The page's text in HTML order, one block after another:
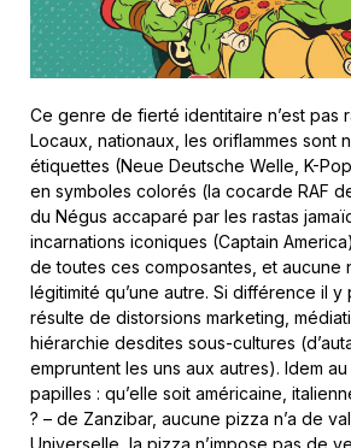
Ce genre de fierté identitaire n’est pas
Locaux, nationaux, les oriflammes sont
étiquettes (Neue Deutsche Welle, K-
en symboles colorés (la cocarde RAF
du Négus accaparé par les rastas
incarnations iconiques (Captain
de toutes ces composantes, et aucune
légitimité qu’une autre. Si différence il y
résulte de distorsions marketing,
hiérarchie desdites sous-cultures
empruntent les uns aux autres). Idem
papilles : qu’elle soit américaine,
? – de Zanzibar, aucune pizza n’a de
Universelle, la pizza n’impose pas de